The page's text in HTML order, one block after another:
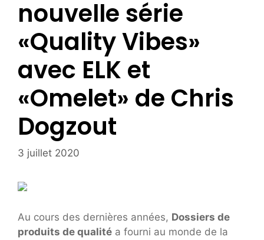
nouvelle série
«Quality Vibes»
avec ELK et
«Omelet» de Chris
Dogzout
3 juillet 2020
Au cours des dernières années, Dossiers de
produits de qualité a fourni au monde de la